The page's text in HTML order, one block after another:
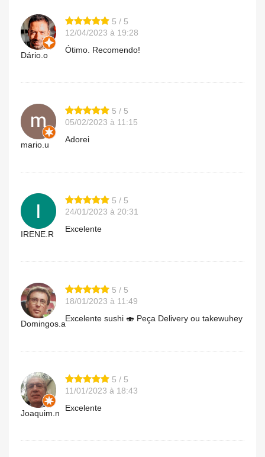
Dário.o
5 / 5
12/04/2023 à 19:28
Ótimo. Recomendo!
mario.u
5 / 5
05/02/2023 à 11:15
Adorei
IRENE.R
5 / 5
24/01/2023 à 20:31
Excelente
Domingos.a
5 / 5
18/01/2023 à 11:49
Excelente sushi 🍣 Peça Delivery ou takewuhey
Joaquim.n
5 / 5
11/01/2023 à 18:43
Excelente